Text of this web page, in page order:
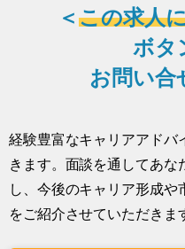
＜この求人
ボタ
お問い合
経験豊富なキャリアアドバ
きます。面談を通してあ
し、今後のキャリア形成
をご紹介させていただきま